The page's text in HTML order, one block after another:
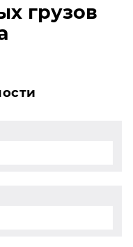
грузов